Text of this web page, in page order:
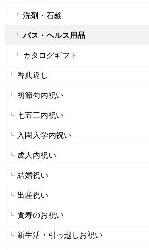
洗剤・石鹸
バス・ヘルス用品
カタログギフト
香典返し
初節句内祝い
七五三内祝い
入園入学内祝い
成人内祝い
結婚祝い
出産祝い
賀寿のお祝い
新生活・引っ越しお祝い